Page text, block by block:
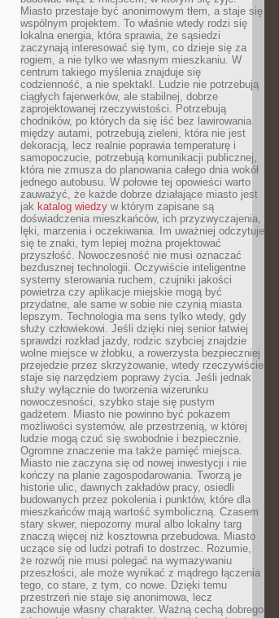
Miasto przestaje być anonimowym tłem, a staje się
wspólnym projektem. To właśnie wtedy rodzi się
lokalna energia, która sprawia, że sąsiedzi
zaczynają interesować się tym, co dzieje się za
rogiem, a nie tylko we własnym mieszkaniu. W
centrum takiego myślenia znajduje się
codzienność, a nie spektakl. Ludzie nie potrzebują
ciągłych fajerwerków, ale stabilnej, dobrze
zaprojektowanej rzeczywistości. Potrzebują
chodników, po których da się iść bez lawirowania
między autami, potrzebują zieleni, która nie jest
dekoracją, lecz realnie poprawia temperaturę i
samopoczucie, potrzebują komunikacji publicznej,
która nie zmusza do planowania całego dnia wokół
jednego autobusu. W połowie tej opowieści warto
zauważyć, że każde dobrze działające miasto jest
jak katalog wiedzy w którym zapisane są
doświadczenia mieszkańców, ich przyzwyczajenia,
lęki, marzenia i oczekiwania. Im uważniej odczytuje
się te znaki, tym lepiej można projektować
przyszłość. Nowoczesność nie musi oznaczać
bezdusznej technologii. Oczywiście inteligentne
systemy sterowania ruchem, czujniki jakości
powietrza czy aplikacje miejskie mogą być
przydatne, ale same w sobie nie czynią miasta
lepszym. Technologia ma sens tylko wtedy, gdy
służy człowiekowi. Jeśli dzięki niej senior łatwiej
sprawdzi rozkład jazdy, rodzic szybciej znajdzie
wolne miejsce w żłobku, a rowerzysta bezpieczniej
przejedzie przez skrzyżowanie, wtedy rzeczywiście
staje się narzędziem poprawy życia. Jeśli jednak
służy wyłącznie do tworzenia wizerunku
nowoczesności, szybko staje się pustym
gadżetem. Miasto nie powinno być pokazem
możliwości systemów, ale przestrzenią, w której
ludzie mogą czuć się swobodnie i bezpiecznie.
Ogromne znaczenie ma także pamięć miejsca.
Miasto nie zaczyna się od nowej inwestycji i nie
kończy na planie zagospodarowania. Tworzą je
historie ulic, dawnych zakładów pracy, osiedli
budowanych przez pokolenia i punktów, które dla
mieszkańców mają wartość symboliczną. Czasem
stary skwer, niepozorny mural albo lokalny targ
znaczą więcej niż kosztowna przebudowa. Miasto
uczące się od ludzi potrafi to dostrzec. Rozumie,
że rozwój nie musi polegać na wymazywaniu
przeszłości, ale może wynikać z mądrego łączenia
tego, co stare, z tym, co nowe. Dzięki temu
przestrzeń nie staje się anonimowa, lecz
zachowuje własny charakter. Ważną cechą dobrego